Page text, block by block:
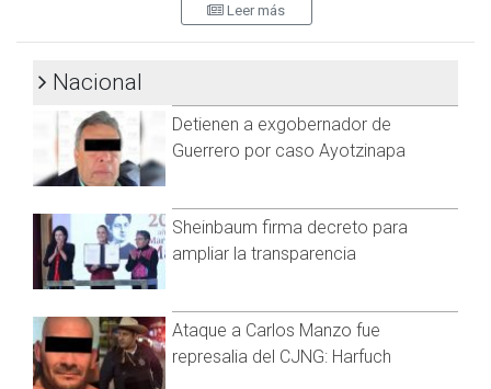
Detalló que si las vacunas llegan temprano este jueves
podrían iniciar la aplicación de la vacuna en Mexicali debido a
habilitado por la tarde noche por las altas temperaturas.
"Esta estimada alrededor de medio día, si llegamos a tenerla
y podemos habilitar lo haríamos si no sería mañana" expresó
Bonilla
Leer más
Nacional
Detienen a exgobernador de
Guerrero por caso Ayotzinapa
Sheinbaum firma decreto para
ampliar la transparencia
Ataque a Carlos Manzo fue
represalia del CJNG: Harfuch